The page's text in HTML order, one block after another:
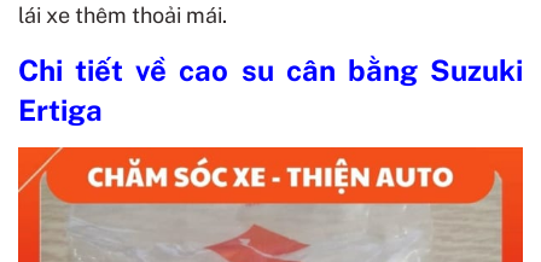
lái xe thêm thoải mái.
Chi tiết về cao su cân bằng Suzuki
Ertiga